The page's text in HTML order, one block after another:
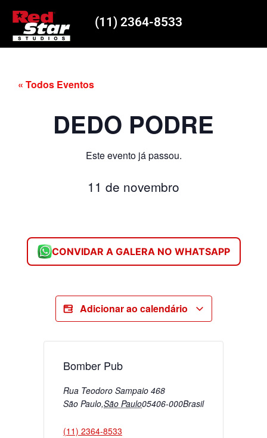
(11) 2364-8533
« Todos Eventos
DEDO PODRE
Este evento já passou.
11 de novembro
CONVIDAR A GALERA NO WHATSAPP
Adicionar ao calendário
Bomber Pub
Rua Teodoro Sampaio 468
São Paulo,São Paulo05406-000Brasil
(11) 2364-8533